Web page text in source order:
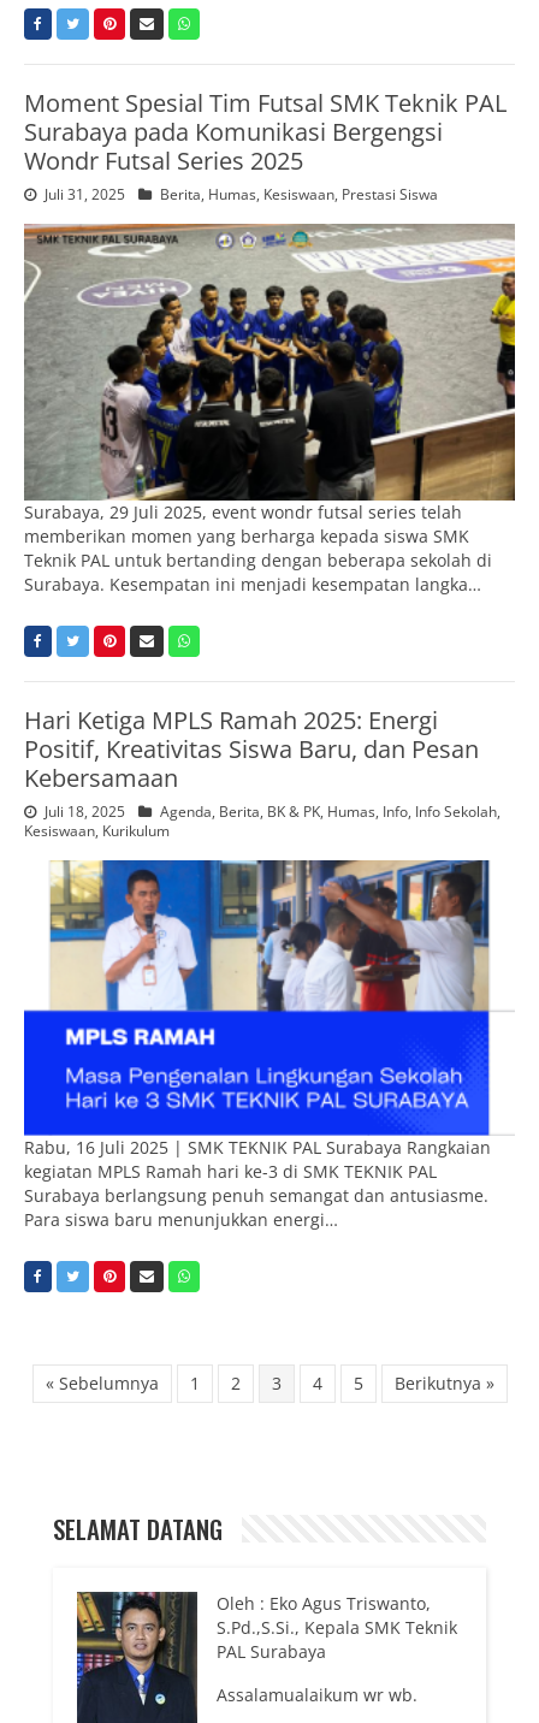
Moment Spesial Tim Futsal SMK Teknik PAL
Surabaya pada Komunikasi Bergengsi
Wondr Futsal Series 2025
Juli 31, 2025 Berita, Humas, Kesiswaan, Prestasi Siswa
Surabaya, 29 Juli 2025, event wondr futsal series telah
memberikan momen yang berharga kepada siswa SMK
Teknik PAL untuk bertanding dengan beberapa sekolah di
Surabaya. Kesempatan ini menjadi kesempatan langka…
Hari Ketiga MPLS Ramah 2025: Energi
Positif, Kreativitas Siswa Baru, dan Pesan
Kebersamaan
Juli 18, 2025 Agenda, Berita, BK & PK, Humas, Info, Info Sekolah,
Kesiswaan, Kurikulum
Rabu, 16 Juli 2025 | SMK TEKNIK PAL Surabaya Rangkaian
kegiatan MPLS Ramah hari ke-3 di SMK TEKNIK PAL
Surabaya berlangsung penuh semangat dan antusiasme.
Para siswa baru menunjukkan energi…
« Sebelumnya 1 2 3 4 5 Berikutnya »
SELAMAT DATANG
Oleh : Eko Agus Triswanto,
S.Pd.,S.Si., Kepala SMK Teknik
PAL Surabaya
Assalamualaikum wr wb.